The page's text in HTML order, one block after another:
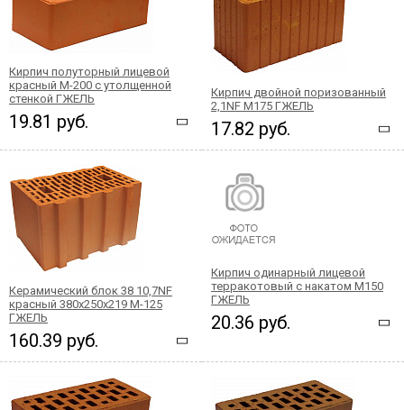
Кирпич полуторный лицевой
красный М-200 с утолщенной
стенкой ГЖЕЛЬ
19.81 руб.
Кирпич двойной поризованный
2,1NF М175 ГЖЕЛЬ
17.82 руб.
Керамический блок 38 10,7NF
красный 380х250x219 М-125
ГЖЕЛЬ
160.39 руб.
Кирпич одинарный лицевой
терракотовый с накатом М150
ГЖЕЛЬ
20.36 руб.